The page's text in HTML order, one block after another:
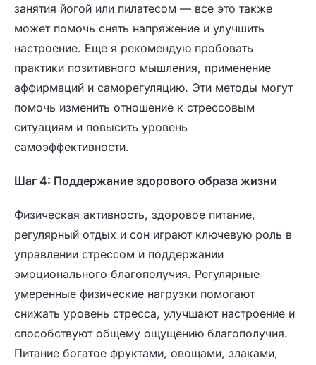
занятия йогой или пилатесом — все это также
может помочь снять напряжение и улучшить
настроение. Еще я рекомендую пробовать
практики позитивного мышления, применение
аффирмаций и саморегуляцию. Эти методы могут
помочь изменить отношение к стрессовым
ситуациям и повысить уровень
самоэффективности.
Шаг 4: Поддержание здорового образа жизни
Физическая активность, здоровое питание,
регулярный отдых и сон играют ключевую роль в
управлении стрессом и поддержании
эмоционального благополучия. Регулярные
умеренные физические нагрузки помогают
снижать уровень стресса, улучшают настроение и
способствуют общему ощущению благополучия.
Питание богатое фруктами, овощами, злаками,